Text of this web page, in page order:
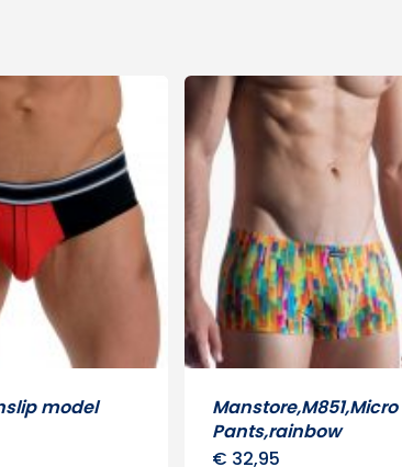
model
Manstore,M851,Micro
Pants,rainbow
€ 32,95